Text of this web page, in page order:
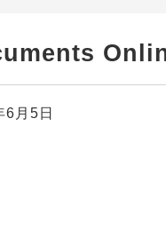
6月5日